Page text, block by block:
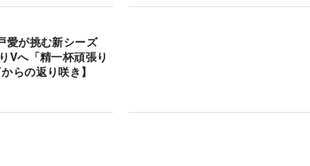
愛が挑む新シーズ
Vへ「精一杯頑張り
らの返り咲き】